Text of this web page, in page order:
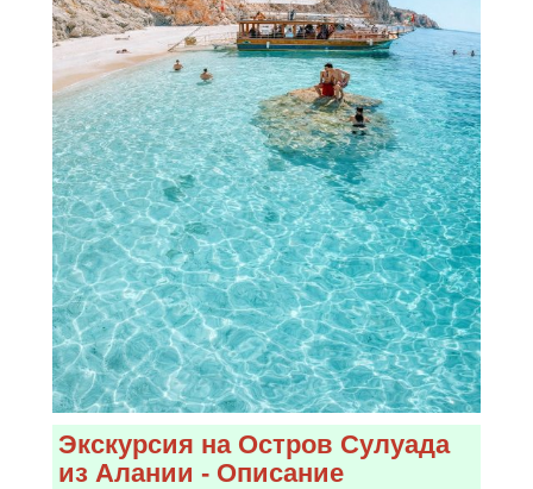
Экскурсия на Остров Сулуада
из Алании - Описание